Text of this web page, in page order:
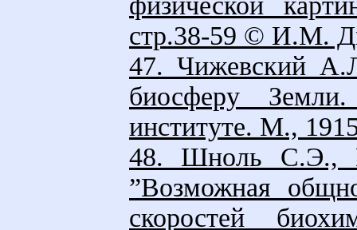
стр.38-59 © И.М.
47. Чижевский
биосферу
институте. М.,
48. Шноль С.Э.,
”Возможная
скоростей